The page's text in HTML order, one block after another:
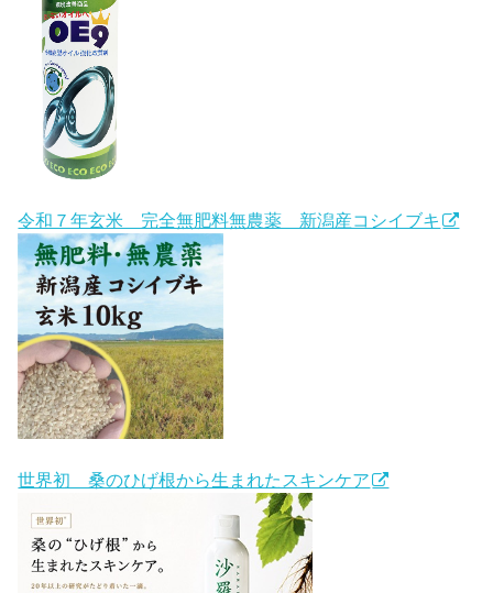
令和７年玄米 完全無肥料無農薬 新潟産コシイブキ
世界初 桑のひげ根から生まれたスキンケア